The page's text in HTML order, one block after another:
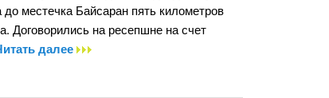
местечка Байсаран пять километров
Договорились на ресепшне на счет
далее